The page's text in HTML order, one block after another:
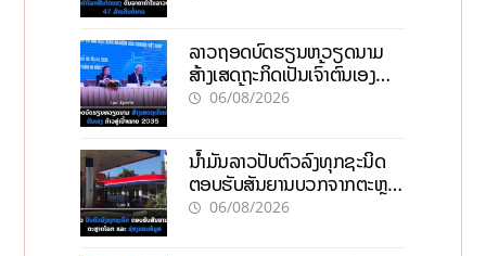
ລາວຖອດບົດຮຽນຫວຽດນາມ
ສ້າງເສດຖະກິດເປັນເຈົ້າຕົນເອງ
ກ້າວສູ່ເປົ້າໝາຍ 2035
06/08/2026
ນໍ້າມັນລາວປັບຕົວລົງທຸກຊະນິດ
ຕອບຮັບສັນຍານບວກຈາກຕະຫຼາດ
ໂລກ ແລະ ຊ່ອງແຄບຮໍມູສ
06/08/2026